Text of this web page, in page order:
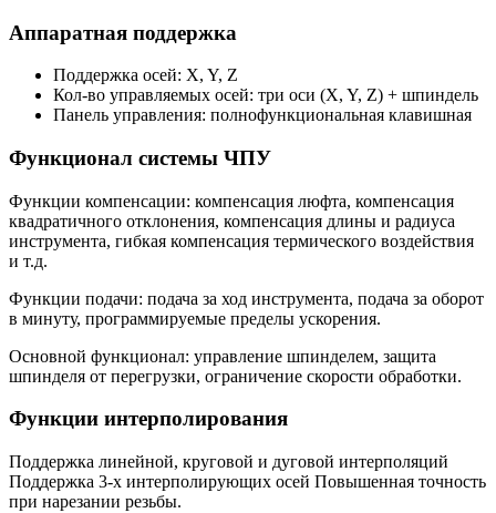
Аппаратная поддержка
Поддержка осей: X, Y, Z
Кол-во управляемых осей: три оси (X, Y, Z) + шпиндель
Панель управления: полнофункциональная клавишная
Функционал системы ЧПУ
Функции компенсации: компенсация люфта, компенсация
квадратичного отклонения, компенсация длины и радиуса
инструмента, гибкая компенсация термического воздействия
и т.д.
Функции подачи: подача за ход инструмента, подача за оборот
в минуту, программируемые пределы ускорения.
Основной функционал: управление шпинделем, защита
шпинделя от перегрузки, ограничение скорости обработки.
Функции интерполирования
Поддержка линейной, круговой и дуговой интерполяций
Поддержка 3-х интерполирующих осей Повышенная точность
при нарезании резьбы.